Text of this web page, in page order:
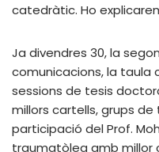
catedràtic. Ho
Ja divendres 30, la
comunicacions, la taula
sessions de tesis
millors cartells, grups
participació del Prof.
traumatòleg amb millor